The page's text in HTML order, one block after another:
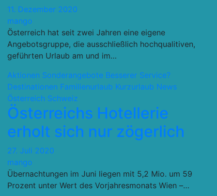
11. Dezember 2020
mango
Österreich hat seit zwei Jahren eine eigene
Angebotsgruppe, die ausschließlich hochqualitiven,
geführten Urlaub am und im…
Aktionen Sonderangebote Besserer Service?
Destinationen Familienurlaub Kurzurlaub News
Österreich Schweiz
Österreichs Hotellerie
erholt sich nur zögerlich
27. Juli 2020
mango
Übernachtungen im Juni liegen mit 5,2 Mio. um 59
Prozent unter Wert des Vorjahresmonats Wien –…